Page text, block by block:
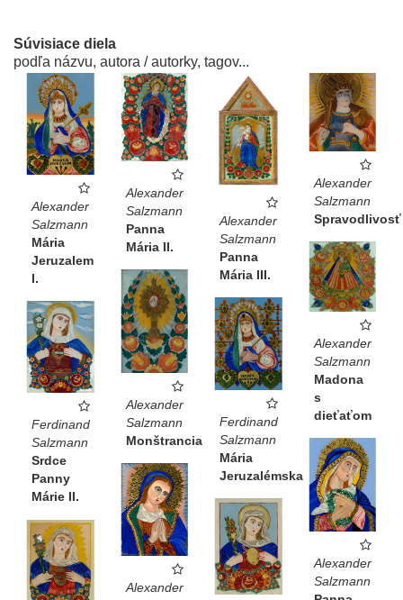
Súvisiace diela
podľa názvu, autora / autorky, tagov...
Alexander
Salzmann
Mária
Jeruzalem
I.
Alexander
Salzmann
Panna
Mária II.
Alexander
Salzmann
Panna
Mária III.
Alexander
Salzmann
Spravodlivosť
Alexander
Salzmann
Madona
s
dieťaťom
Alexander
Salzmann
Monštrancia
Ferdinand
Salzmann
Mária
Jeruzalémska
Ferdinand
Salzmann
Srdce
Panny
Márie II.
Alexander
Salzmann
Alexander